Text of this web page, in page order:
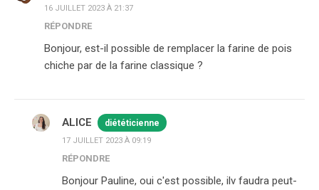
16 JUILLET 2023 À 21:37
RÉPONDRE
Bonjour, est-il possible de remplacer la farine de pois
chiche par de la farine classique ?
ALICE diététicienne
17 JUILLET 2023 À 09:19
RÉPONDRE
Bonjour Pauline, oui c'est possible, ilv faudra peut-